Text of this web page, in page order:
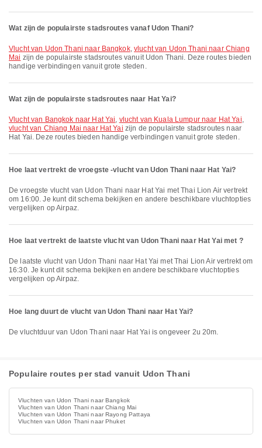
Wat zijn de populairste stadsroutes vanaf Udon Thani?
vlucht van Udon Thani naar Bangkok,vlucht van Udon Thani naar Chiang
Mai zijn de populairste stadsroutes vanuit Udon Thani. Deze routes bieden
handige verbindingen vanuit grote steden.
Wat zijn de populairste stadsroutes naar Hat Yai?
vlucht van Bangkok naar Hat Yai, vlucht van Kuala Lumpur naar Hat Yai,
vlucht van Chiang Mai naar Hat Yai zijn de populairste stadsroutes naar
Hat Yai. Deze routes bieden handige verbindingen vanuit grote steden.
Hoe laat vertrekt de vroegste -vlucht van Udon Thani naar Hat Yai?
De vroegste vlucht van Udon Thani naar Hat Yai met Thai Lion Air vertrekt
om 16:00. Je kunt dit schema bekijken en andere beschikbare vluchtopties
vergelijken op Airpaz.
Hoe laat vertrekt de laatste vlucht van Udon Thani naar Hat Yai met ?
De laatste vlucht van Udon Thani naar Hat Yai met Thai Lion Air vertrekt om
16:30. Je kunt dit schema bekijken en andere beschikbare vluchtopties
vergelijken op Airpaz.
Hoe lang duurt de vlucht van Udon Thani naar Hat Yai?
De vluchtduur van Udon Thani naar Hat Yai is ongeveer 2u 20m.
Populaire routes per stad vanuit Udon Thani
Vluchten van Udon Thani naar Bangkok
Vluchten van Udon Thani naar Chiang Mai
Vluchten van Udon Thani naar Rayong Pattaya
Vluchten van Udon Thani naar Phuket